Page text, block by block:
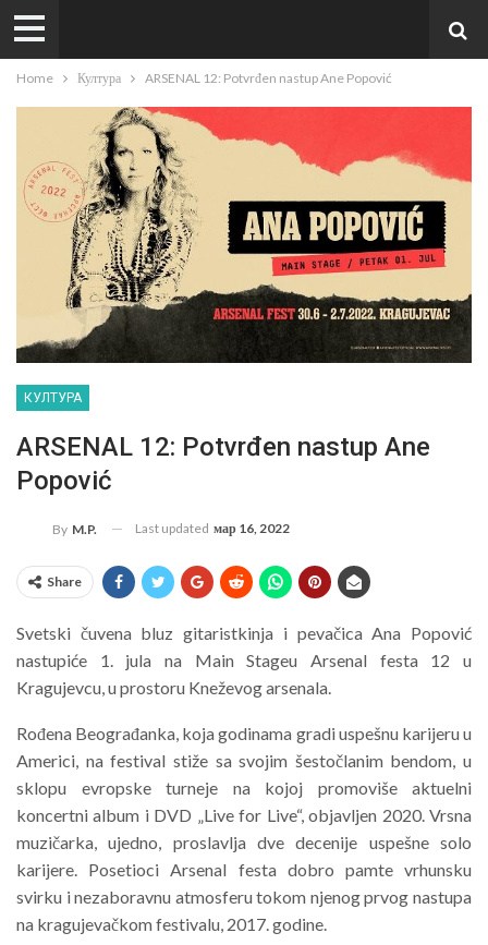
Home Култура ARSENAL 12: Potvrđen nastup Ane Popović
КУЛТУРА
ARSENAL 12: Potvrđen nastup Ane
Popović
By M.P. Last updated мар 16, 2022
Share
Svetski čuvena bluz gitaristkinja i pevačica Ana Popović
nastupiće 1. jula na Main Stageu Arsenal festa 12 u
Kragujevcu, u prostoru Kneževog arsenala.
Rođena Beograđanka, koja godinama gradi uspešnu karijeru u
Americi, na festival stiže sa svojim šestočlanim bendom, u
sklopu evropske turneje na kojoj promoviše aktuelni
koncertni album i DVD „Live for Live“, objavljen 2020. Vrsna
muzičarka, ujedno, proslavlja dve decenije uspešne solo
karijere. Posetioci Arsenal festa dobro pamte vrhunsku
svirku i nezaboravnu atmosferu tokom njenog prvog nastupa
na kragujevačkom festivalu, 2017. godine.